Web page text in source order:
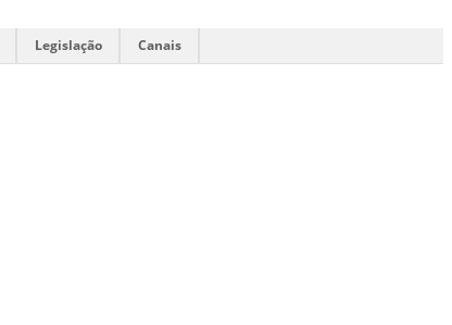
Legislação Canais